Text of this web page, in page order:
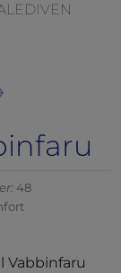
48
Vabbinfaru